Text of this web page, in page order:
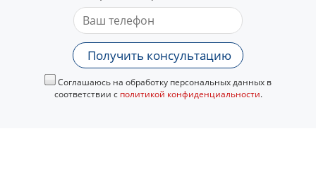
Получить консультацию
Соглашаюсь на обработку персональных данных в
соответствии с политикой конфиденциальности.